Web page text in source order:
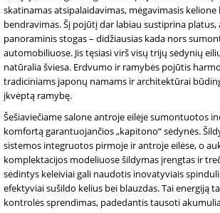
skatinamas atsipalaidavimas, mėgavimasis kelione
bendravimas. Šį pojūtį dar labiau sustiprina
panoraminis stogas – didžiausias kada nors
automobiliuose. Jis tęsiasi virš visų trijų sėdynių
natūralia šviesa. Erdvumo ir ramybės pojūtis
tradiciniams japonų namams ir architektūrai
įkvėptą ramybę.
Šešiaviečiame salone antroje eilėje sumontuotos
komfortą garantuojančios „kapitono“ sėdynės.
sistemos integruotos pirmoje ir antroje eilėse, o
komplektacijos modeliuose šildymas įrengtas ir
sėdintys keleiviai gali naudotis inovatyviais
efektyviai sušildo kelius bei blauzdas. Tai energiją
kontrolės sprendimas, padedantis tausoti